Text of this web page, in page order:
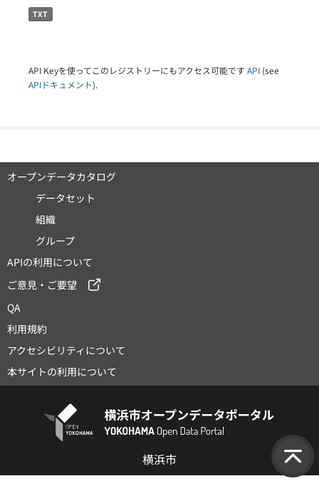
TXT
API Keyを使ってこのレジストリーにもアクセス可能です API (see
APIドキュメント).
オープンデータカタログ
データセット
組織
グループ
APIの利用について
ご意見・ご要望
QA
利用規約
アクセシビリティについて
本サイトの利用について
横浜市